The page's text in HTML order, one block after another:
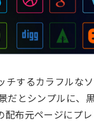
チするカラフルな
だとシンプルに、
配布元ページにプ